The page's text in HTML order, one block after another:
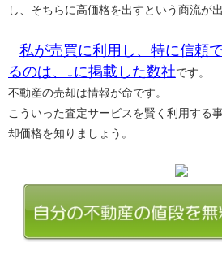
し、そちらに高価格を出すという商流が
私が売買に利用し、特に信頼
るのは、↓に掲載した数社です。
不動産の売却は情報が命です。
こういった査定サービスを賢く利用する
却価格を知りましょう。